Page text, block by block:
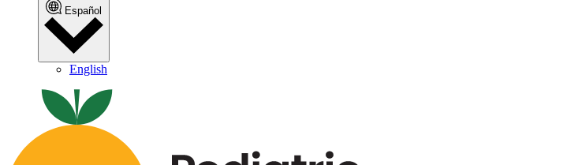
Español
English